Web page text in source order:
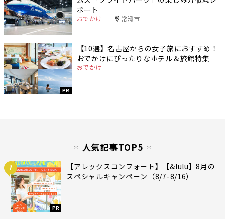
ポート
おでかけ 常滑市
PR
【10選】名古屋からの女子旅におすすめ！
おでかけにぴったりなホテル＆旅館特集
おでかけ
人気記事TOP5
1
PR
【アレックスコンフォート】【&lulu】8月の
スペシャルキャンペーン（8/7-8/16）